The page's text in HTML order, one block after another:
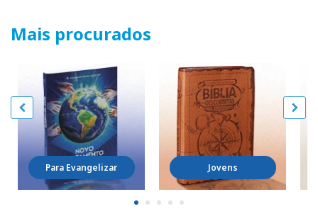
Mais procurados
Para Evangelizar Jovens